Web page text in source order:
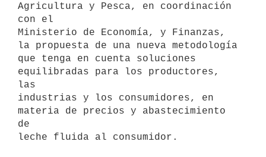
Agricultura y Pesca, en coordinación
con el
Ministerio de Economía, y Finanzas,
la propuesta de una nueva metodología
que tenga en cuenta soluciones
equilibradas para los productores,
las
industrias y los consumidores, en
materia de precios y abastecimiento
de
leche fluida al consumidor.